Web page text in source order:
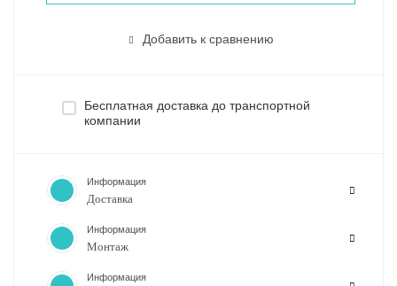
Добавить к сравнению
Бесплатная доставка до транспортной
компании
Информация
Доставка
Информация
Монтаж
Информация